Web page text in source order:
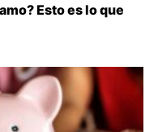
Esto es lo que